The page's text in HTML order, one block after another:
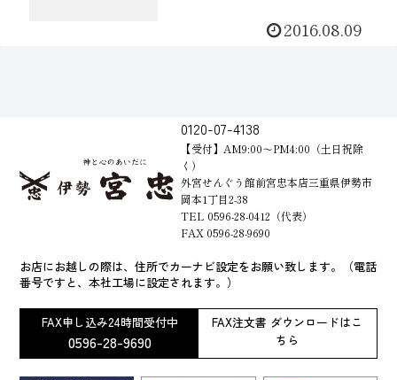
2016.08.09
0120-07-4138
【受付】AM9:00～PM4:00（土日祝除
く）
外宮せんぐう館前宮忠本店三重県伊勢市
岡本1丁目2-38
TEL 0596-28-0412（代表）
FAX 0596-28-9690
お店にお越しの際は、住所でカーナビ設定をお願い致します。（電話
番号ですと、本社工場に設定されます。）
FAX申し込み24時間受付中
0596-28-9690
FAX注文書 ダウンロードはこ
ちら